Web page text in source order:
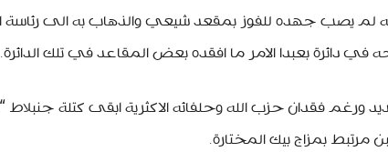
لم يصب جهده للفوز بمقعد شيعي والذهاب به الى
دائرة بعبدا الامر ما افقده بعض المقاعد في تلك الدائرة.
ورغم فقدان حزب الله وحلفائه الاكثرية ابقى كتلة جنبلاط
مرتبط بمزاج بيك المختارة.